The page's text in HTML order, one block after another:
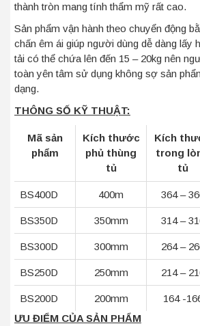
thành tròn mang tính thẩm mỹ rất cao.
Sản phẩm vận hành theo chuyển động
chấn êm ái giúp người dùng dễ dàng lấy
tải có thể chứa lên đến 15 – 20kg nên
toàn yên tâm sử dụng không sợ sản
dạng.
THÔNG SỐ KỸ THUẬT:
Mã sản
phẩm
Kích thước
phủ thùng
tủ
Kích
trong
tủ
BS400D 400m 364 –
BS350D 350mm 314 –
BS300D 300mm 264 –
BS250D 250mm 214 –
BS200D 200mm 164 -
ƯU ĐIỂM CỦA SẢN PHẨM